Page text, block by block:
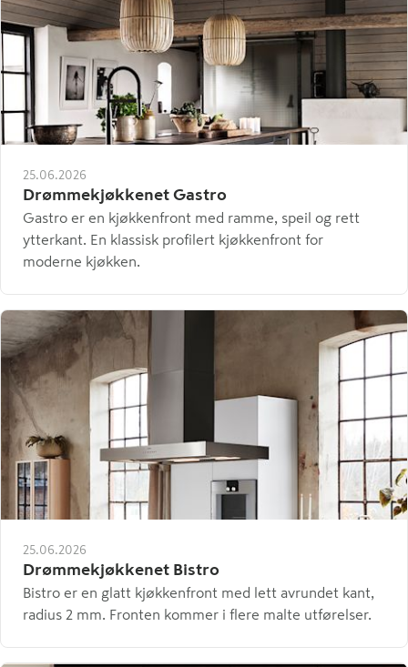
25.06.2026
Drømmekjøkkenet Gastro
Gastro er en kjøkkenfront med ramme, speil og rett
ytterkant. En klassisk profilert kjøkkenfront for
moderne kjøkken.
25.06.2026
Drømmekjøkkenet Bistro
Bistro er en glatt kjøkkenfront med lett avrundet kant,
radius 2 mm. Fronten kommer i flere malte utførelser.